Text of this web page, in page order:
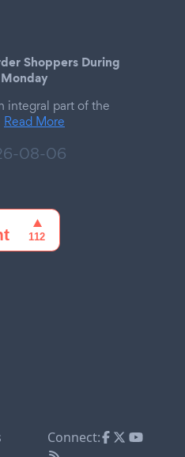
Shoppers During
integral part of the
Read More
08-06
Connect: